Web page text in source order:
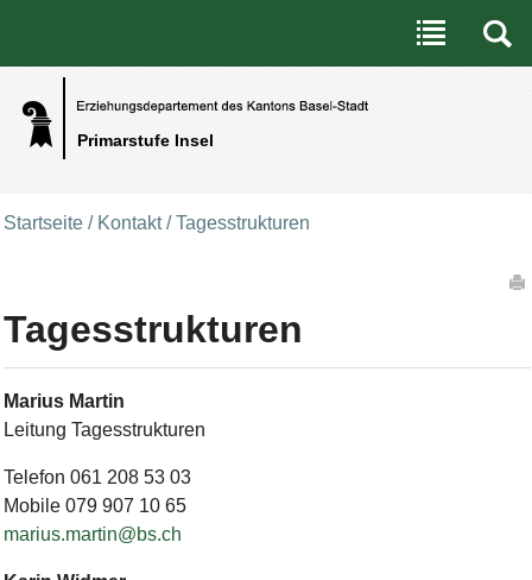
Primarstufe Insel
Benutzerspezifische Werkzeuge
Direkt zum Inhalt|Direkt zur Navigation
Startseite / Kontakt /Tagesstrukturen
Tagesstrukturen
Marius Martin
Leitung Tagesstrukturen
Telefon 061 208 53 03
Mobile 079 907 10 65
marius.martin@bs.ch